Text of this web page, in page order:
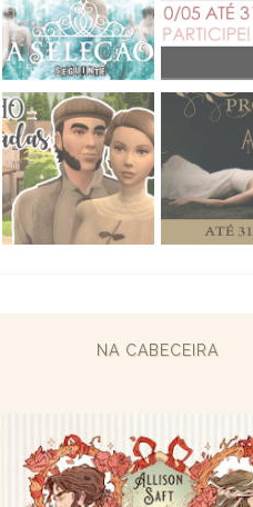
NA CABECEIRA